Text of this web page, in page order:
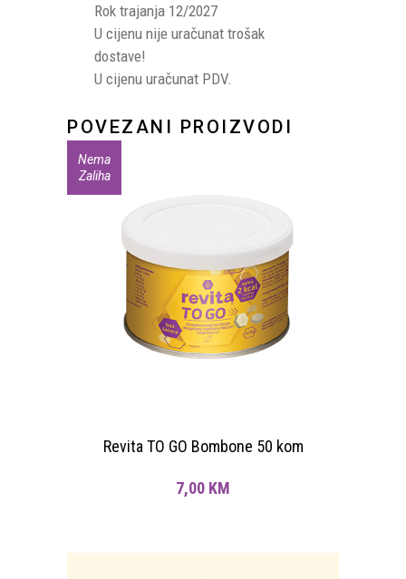
Rok trajanja 12/2027
U cijenu nije uračunat trošak
dostave!
U cijenu uračunat PDV.
POVEZANI PROIZVODI
Nema
Zaliha
Revita TO GO Bombone 50 kom
7,00 KM